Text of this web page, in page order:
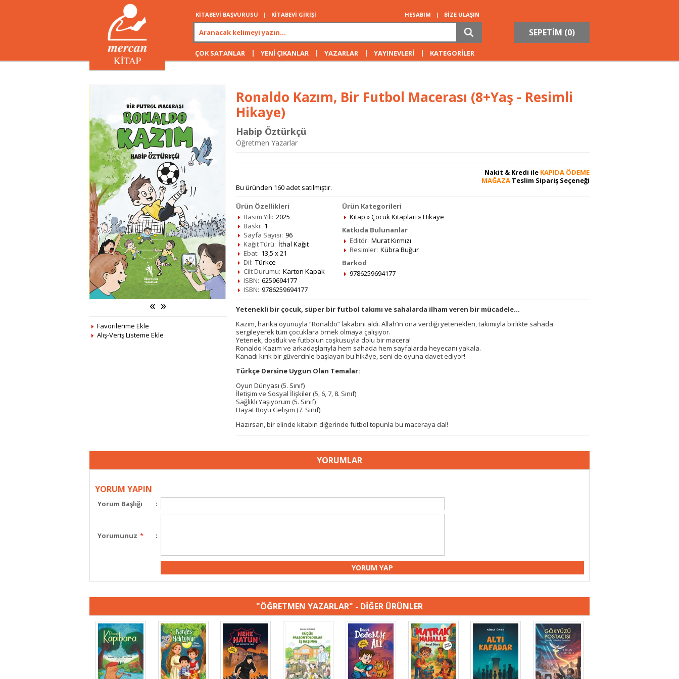
KİTABEVİ BAŞVURUSU | KİTABEVİ GİRİŞİ HESABIM | BİZE ULAŞIN
SEPETİM (0)
ÇOK SATANLAR | YENİ ÇIKANLAR | YAZARLAR | YAYINEVLERİ | KATEGORİLER
« »
Favorilerime Ekle
Alış-Veriş Listeme Ekle
Ronaldo Kazım, Bir Futbol Macerası (8+Yaş - Resimli
Hikaye)
Habip Öztürkçü
Öğretmen Yazarlar
Bu üründen 160 adet satılmıştır.
Nakit & Kredi ile KAPIDA ÖDEME
MAĞAZA Teslim Sipariş Seçeneği
Ürün Özellikleri
Basım Yılı: 2025
Baskı: 1
Sayfa Sayısı: 96
Kağıt Türü: İthal Kağıt
Ebat: 13,5 x 21
Dil: Türkçe
Cilt Durumu: Karton Kapak
ISBN: 6259694177
ISBN: 9786259694177
Ürün Kategorileri
Kitap »Çocuk Kitapları »Hikaye
Katkıda Bulunanlar
Editör: Murat Kırmızı
Resimler: Kübra Buğur
Barkod
9786259694177
Yetenekli bir çocuk, süper bir futbol takımı ve sahalarda ilham veren bir mücadele…
Kazım, harika oyunuyla “Ronaldo” lakabını aldı. Allah’ın ona verdiği yetenekleri, takımıyla birlikte sahada
sergileyerek tüm çocuklara örnek olmaya çalışıyor.
Yetenek, dostluk ve futbolun coşkusuyla dolu bir macera!
Ronaldo Kazım ve arkadaşlarıyla hem sahada hem sayfalarda heyecanı yakala.
Kanadı kırık bir güvercinle başlayan bu hikâye, seni de oyuna davet ediyor!
Türkçe Dersine Uygun Olan Temalar:
Oyun Dünyası (5. Sınıf)
İletişim ve Sosyal İlişkiler (5, 6, 7, 8. Sınıf)
Sağlıklı Yaşıyorum (5. Sınıf)
Hayat Boyu Gelişim (7. Sınıf)
Hazırsan, bir elinde kitabın diğerinde futbol topunla bu maceraya dal!
YORUMLAR
YORUM YAPIN
Yorum Başlığı :
Yorumunuz * :
"ÖĞRETMEN YAZARLAR" - DİĞER ÜRÜNLER